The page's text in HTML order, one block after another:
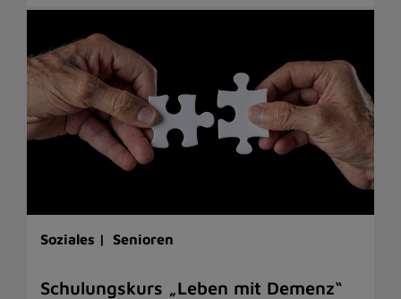
Soziales | Senioren
Schulungskurs „Leben mit Demenz“